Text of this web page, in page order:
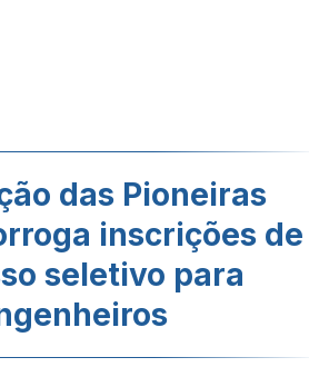
das Pioneiras
inscrições de
seletivo para